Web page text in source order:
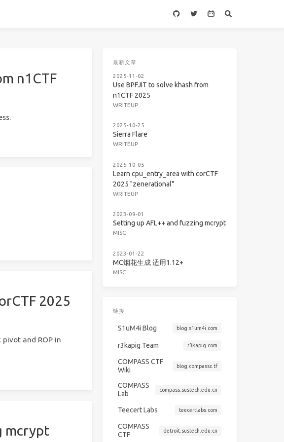
n1CTF
2025
and ROP in
mcrypt
最新文章
2025-11-02
Use BPFJIT to solve khash from
n1CTF 2025
WRITEUP
2025-10-25
Sierra Flare
WRITEUP
2025-10-05
Learn cpu_entry_area with corCTF
2025 "zenerational"
WRITEUP
2023-09-01
Setting up AFL++ and fuzzing mcrypt
MISC
2023-01-22
MC烟花生成 适用1.12+
MISC
链接
S1uM4i Blog blog.s1um4i.com
r3kapig Team r3kapig.com
COMPASS CTF
Wiki
blog.compassc.tf
COMPASS
Lab
compass.sustech.edu.cn
Teecert Labs teecertlabs.com
COMPASS
CTF
detroit.sustech.edu.cn